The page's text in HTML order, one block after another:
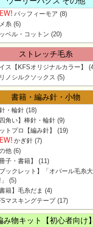
パッフィーモア (8)
糸 (6)
ベル・コットン (20)
ストレッチ毛糸
ス【KFSオリジナルカラー】
ノシルクソックス (5)
書籍・編み針・小物
・輪針 (18)
四角い】棒針・輪針 (9)
トプロ【編み針】
(19)
かぎ針 (7)
他 (6)
冊子・書籍】
(11)
ブックレット】「オパール毛糸
(5)
書籍】毛糸だま (4)
マスキングテープ(17)
み物キット【初心者向け】